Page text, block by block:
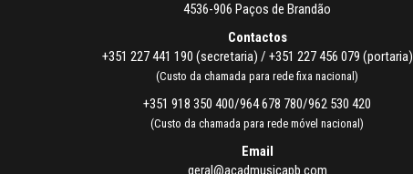
4536-906 Paços de Brandão
Contactos
+351 227 441 190 (secretaria) / +351 227 456 079 (portaria)
(Custo da chamada para rede fixa nacional)
+351 918 350 400/964 678 780/962 530 420
(Custo da chamada para rede móvel nacional)
Email
geral@acadmusicapb.com